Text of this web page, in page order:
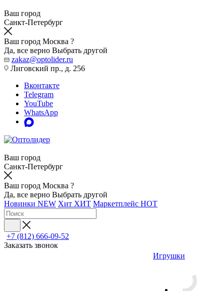
Ваш город
Санкт-Петербург
Ваш город Москва ?
Да, все верно Выбрать другой
zakaz@optolider.ru
Лиговский пр., д. 256
Вконтакте
Telegram
YouTube
WhatsApp
Ваш город
Санкт-Петербург
Ваш город Москва ?
Да, все верно Выбрать другой
Новинки NEW Хит ХИТ Маркетплейс HOT
+7 (812) 666-09-52
Заказать звонок
Игрушки